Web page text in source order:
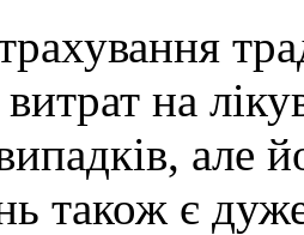
на
але
також є